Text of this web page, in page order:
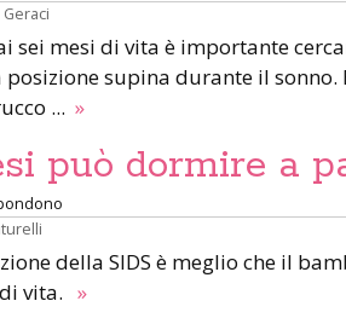
sei mesi di vita è importante
supina durante il sonno.
... »
può dormire a
della SIDS è meglio che il
vita. »